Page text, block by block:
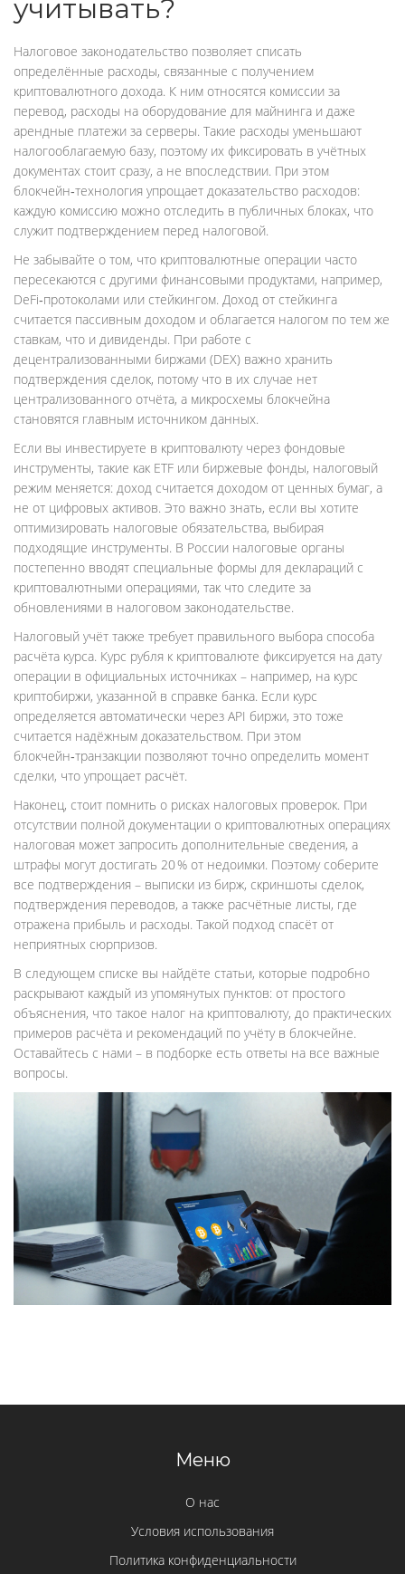
учитывать?
Налоговое законодательство позволяет списать
определённые расходы, связанные с получением
криптовалютного дохода. К ним относятся комиссии за
перевод, расходы на оборудование для майнинга и даже
арендные платежи за серверы. Такие расходы уменьшают
налогооблагаемую базу, поэтому их фиксировать в учётных
документах стоит сразу, а не впоследствии. При этом
блокчейн‑технология упрощает доказательство расходов:
каждую комиссию можно отследить в публичных блоках, что
служит подтверждением перед налоговой.
Не забывайте о том, что криптовалютные операции часто
пересекаются с другими финансовыми продуктами, например,
DeFi‑протоколами или стейкингом. Доход от стейкинга
считается пассивным доходом и облагается налогом по тем же
ставкам, что и дивиденды. При работе с
децентрализованными биржами (DEX) важно хранить
подтверждения сделок, потому что в их случае нет
централизованного отчёта, а микросхемы блокчейна
становятся главным источником данных.
Если вы инвестируете в криптовалюту через фондовые
инструменты, такие как ETF или биржевые фонды, налоговый
режим меняется: доход считается доходом от ценных бумаг, а
не от цифровых активов. Это важно знать, если вы хотите
оптимизировать налоговые обязательства, выбирая
подходящие инструменты. В России налоговые органы
постепенно вводят специальные формы для деклараций с
криптовалютными операциями, так что следите за
обновлениями в налоговом законодательстве.
Налоговый учёт также требует правильного выбора способа
расчёта курса. Курс рубля к криптовалюте фиксируется на дату
операции в официальных источниках – например, на курс
криптобиржи, указанной в справке банка. Если курс
определяется автоматически через API биржи, это тоже
считается надёжным доказательством. При этом
блокчейн‑транзакции позволяют точно определить момент
сделки, что упрощает расчёт.
Наконец, стоит помнить о рисках налоговых проверок. При
отсутствии полной документации о криптовалютных операциях
налоговая может запросить дополнительные сведения, а
штрафы могут достигать 20 % от недоимки. Поэтому соберите
все подтверждения – выписки из бирж, скриншоты сделок,
подтверждения переводов, а также расчётные листы, где
отражена прибыль и расходы. Такой подход спасёт от
неприятных сюрпризов.
В следующем списке вы найдёте статьи, которые подробно
раскрывают каждый из упомянутых пунктов: от простого
объяснения, что такое налог на криптовалюту, до практических
примеров расчёта и рекомендаций по учёту в блокчейне.
Оставайтесь с нами – в подборке есть ответы на все важные
вопросы.
Меню
О нас
Условия использования
Политика конфиденциальности